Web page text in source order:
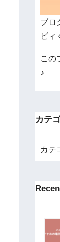
ブロ
ビィ
この
♪
カテ
カテ